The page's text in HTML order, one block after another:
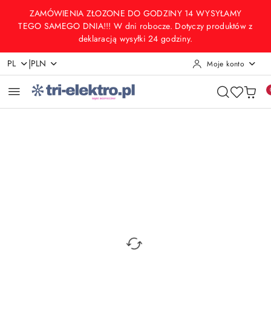
Przejdź do treści głównej
Przejdź do wyszukiwarki
Przejdź do moje konto
Przejdź do menu głównego
Przejdź do opisu produktu
Przejdź do stopki
ZAMÓWIENIA ZŁOZONE DO GODZINY 14 WYSYŁAMY
TEGO SAMEGO DNIA!!! W dni robocze. Dotyczy produktów z
deklaracją wysyłki 24 godziny.
PL |PLN Moje konto